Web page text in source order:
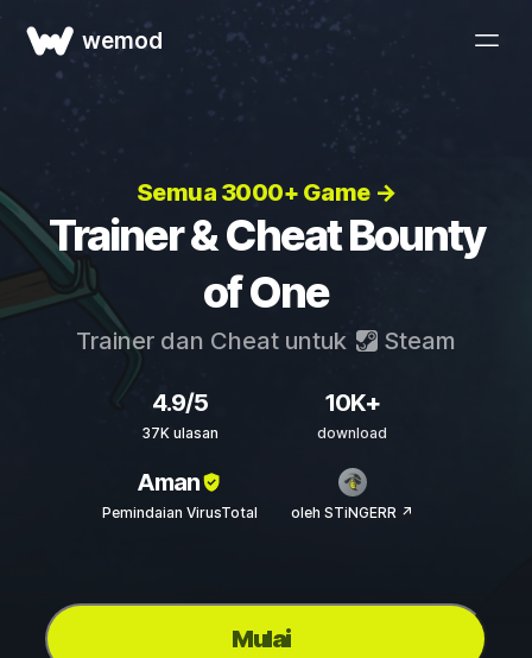
wemod
Semua 3000+ Game →
Trainer & Cheat Bounty
of One
Trainer dan Cheat untuk Steam
4.9/5
37K ulasan
10K+
download
Aman
Pemindaian VirusTotal oleh STiNGERR ↗
Mulai